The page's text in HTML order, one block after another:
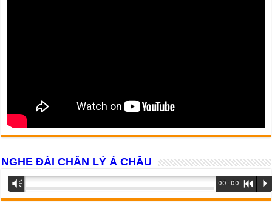
NGHE ĐÀI CHÂN LÝ Á CHÂU
Trình
phát
âm
Vm 00:00 R P